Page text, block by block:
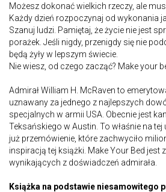
Możesz dokonać wielkich rzeczy, ale
Każdy dzień rozpoczynaj od wykonania
Szanuj ludzi. Pamiętaj, że życie nie jest
porażek. Jeśli nigdy, przenigdy się nie
będą żyły w lepszym świecie.
Nie wiesz, od czego zacząć? Make your
Admirał William H. McRaven to
uznawany za jednego z najlepszych
specjalnych w armii USA. Obecnie jest
Teksańskiego w Austin. To właśnie na tej
już przemówienie, które zachwyciło
inspiracją tej książki. Make Your Bed jest
wynikających z doświadczeń admirała.
Książka na podstawie niesamowitego